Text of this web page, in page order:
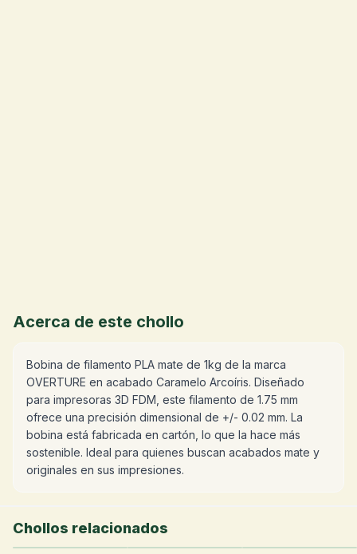
Acerca de este chollo
Bobina de filamento PLA mate de 1kg de la marca
OVERTURE en acabado Caramelo Arcoíris. Diseñado
para impresoras 3D FDM, este filamento de 1.75 mm
ofrece una precisión dimensional de +/- 0.02 mm. La
bobina está fabricada en cartón, lo que la hace más
sostenible. Ideal para quienes buscan acabados mate y
originales en sus impresiones.
Chollos relacionados